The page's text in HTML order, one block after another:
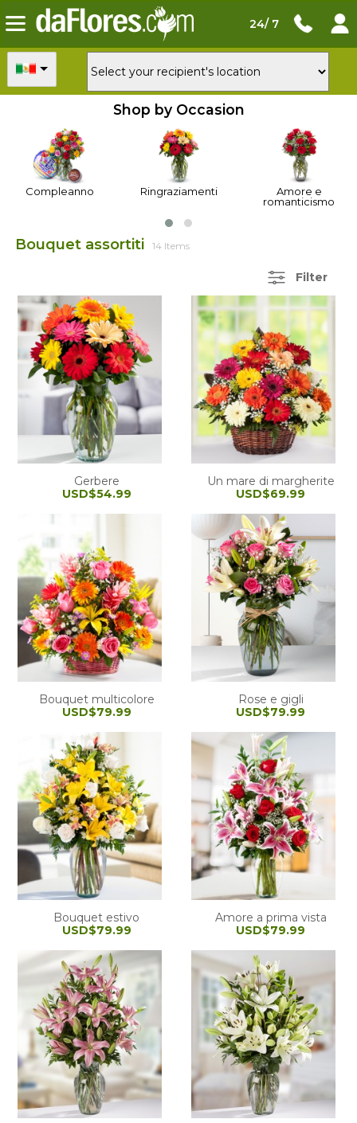
24/ 7
Shop by Occasion
Compleanno Ringraziamenti
Amore e
romanticismo
Bouquet assortiti 14 Items
Filter
Gerbere
USD$54.99
Un mare di margherite
USD$69.99
Bouquet multicolore
USD$79.99
Rose e gigli
USD$79.99
Bouquet estivo
USD$79.99
Amore a prima vista
USD$79.99